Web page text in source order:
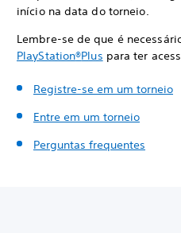
início na data do torneio.
Lembre-se de que é
PlayStation®Plus para ter
Registre-se em um torneio
Entre em um torneio
Perguntas frequentes